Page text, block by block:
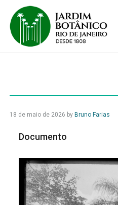
18 de maio de 2026 by Bruno Farias
Documento